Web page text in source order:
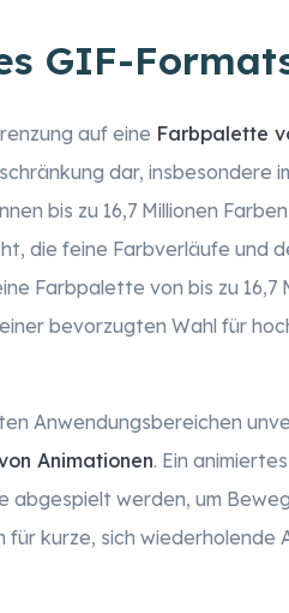
GIF-
auf eine Farbpalette
dar, insbesondere
bis zu 16,7 Millionen
die feine Farbverläufe und
Farbpalette von bis zu 16,7
bevorzugten Wahl für
Anwendungsbereichen
Animationen. Ein
abgespielt werden, um
kurze, sich wiederholende